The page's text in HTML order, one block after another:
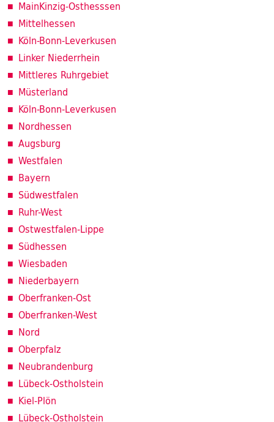
MainKinzig-Osthesssen
Mittelhessen
Köln-Bonn-Leverkusen
Linker Niederrhein
Mittleres Ruhrgebiet
Müsterland
Köln-Bonn-Leverkusen
Nordhessen
Augsburg
Westfalen
Bayern
Südwestfalen
Ruhr-West
Ostwestfalen-Lippe
Südhessen
Wiesbaden
Niederbayern
Oberfranken-Ost
Oberfranken-West
Nord
Oberpfalz
Neubrandenburg
Lübeck-Ostholstein
Kiel-Plön
Lübeck-Ostholstein